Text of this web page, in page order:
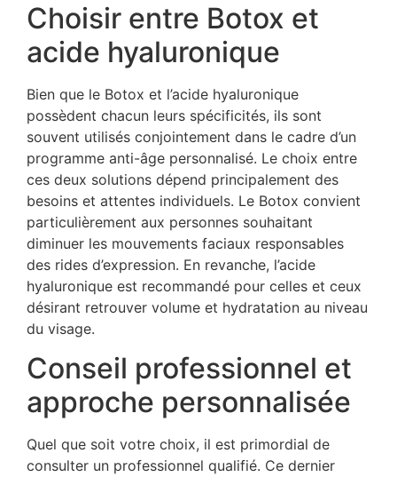
Choisir entre Botox et
acide hyaluronique
Bien que le Botox et l’acide hyaluronique
possèdent chacun leurs spécificités, ils sont
souvent utilisés conjointement dans le cadre d’un
programme anti-âge personnalisé. Le choix entre
ces deux solutions dépend principalement des
besoins et attentes individuels. Le Botox convient
particulièrement aux personnes souhaitant
diminuer les mouvements faciaux responsables
des rides d’expression. En revanche, l’acide
hyaluronique est recommandé pour celles et ceux
désirant retrouver volume et hydratation au niveau
du visage.
Conseil professionnel et
approche personnalisée
Quel que soit votre choix, il est primordial de
consulter un professionnel qualifié. Ce dernier